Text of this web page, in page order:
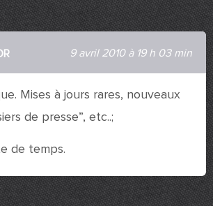
9 avril 2010 à 19 h 03 min
Mises à jours rares, nouveaux
de presse”, etc..;
de temps.